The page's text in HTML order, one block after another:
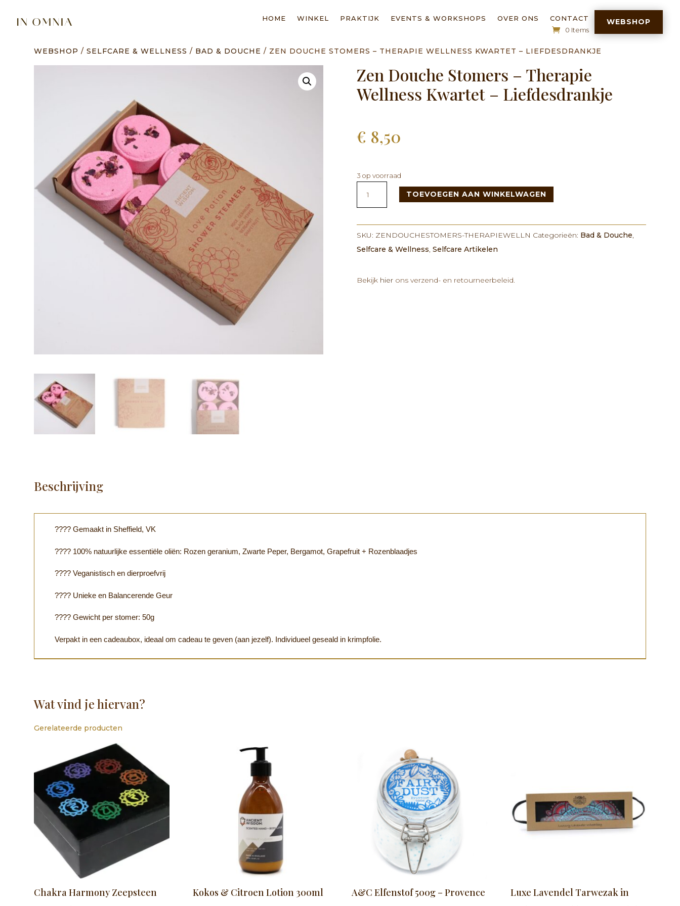
HOME WINKEL PRAKTIJK EVENTS & WORKSHOPS OVER ONS
CONTACT
0 Items
WEBSHOP
WEBSHOP /SELFCARE & WELLNESS / BAD & DOUCHE / ZEN DOUCHE STOMERS – THERAPIE WELLNESS KWARTET – LIEFDESDRANKJE
Zen Douche Stomers – Therapie
Wellness Kwartet – Liefdesdrankje
€ 8,50
3 op voorraad
Douche
Stomers
Therapie
Wellness
Liefdesdrankje
TOEVOEGEN AAN WINKELWAGEN
SKU: ZENDOUCHESTOMERS-THERAPIEWELLN Categorieën: Bad & Douche,
Selfcare & Wellness,Selfcare Artikelen
Bekijk hier ons verzend- en retourneerbeleid.
Beschrijving
???? Gemaakt in Sheffield, VK
???? 100% natuurlijke essentiële oliën: Rozen geranium, Zwarte Peper, Bergamot, Grapefruit + Rozenblaadjes
???? Veganistisch en dierproefvrij
???? Unieke en Balancerende Geur
???? Gewicht per stomer: 50g
Verpakt in een cadeaubox, ideaal om cadeau te geven (aan jezelf). Individueel geseald in krimpfolie.
Wat vind je hiervan?
Gerelateerde producten
Chakra Harmony Zeepsteen
Kokos & Citroen Lotion 300ml A&C Elfenstof 500g – Provence
Luxe Lavendel Tarwezak in